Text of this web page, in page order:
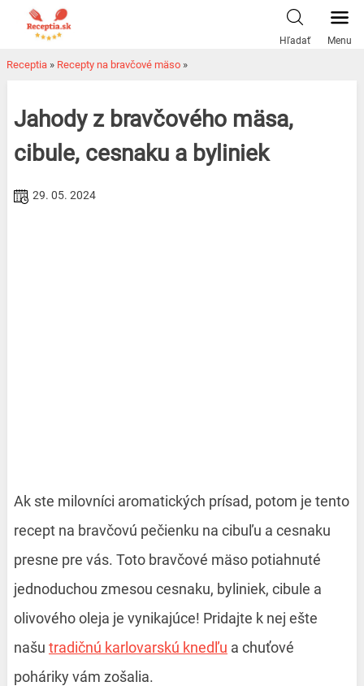
Hľadať Menu
Receptia » Recepty na bravčové mäso »
Jahody z bravčového mäsa,
cibule, cesnaku a byliniek
29. 05. 2024
Ak ste milovníci aromatických prísad, potom je tento
recept na bravčovú pečienku na cibuľu a cesnaku
presne pre vás. Toto bravčové mäso potiahnuté
jednoduchou zmesou cesnaku, byliniek, cibule a
olivového oleja je vynikajúce! Pridajte k nej ešte
našu tradičnú karlovarskú knedľu a chuťové
poháriky vám zošalia.